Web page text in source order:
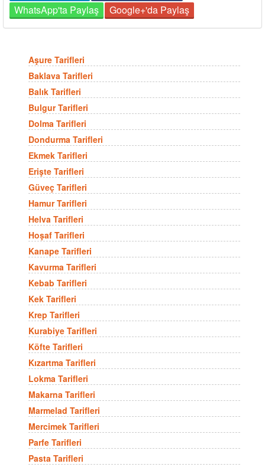
WhatsApp'ta Paylaş
Google+'da Paylaş
Aşure Tarifleri
Baklava Tarifleri
Balık Tarifleri
Bulgur Tarifleri
Dolma Tarifleri
Dondurma Tarifleri
Ekmek Tarifleri
Erişte Tarifleri
Güveç Tarifleri
Hamur Tarifleri
Helva Tarifleri
Hoşaf Tarifleri
Kanape Tarifleri
Kavurma Tarifleri
Kebab Tarifleri
Kek Tarifleri
Krep Tarifleri
Kurabiye Tarifleri
Köfte Tarifleri
Kızartma Tarifleri
Lokma Tarifleri
Makarna Tarifleri
Marmelad Tarifleri
Mercimek Tarifleri
Parfe Tarifleri
Pasta Tarifleri